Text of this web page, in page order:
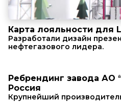
Карта лояльности для
Разработали дизайн
нефтегазового лидера.
Ребрендинг завода АО
Россия
Крупнейший